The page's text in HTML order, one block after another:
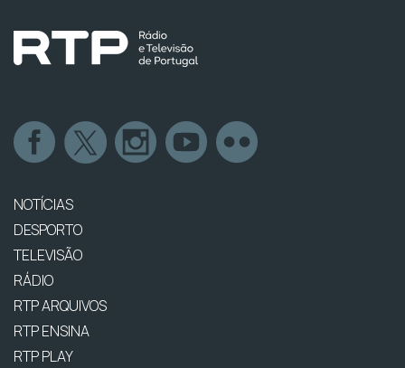
NOTÍCIAS
DESPORTO
TELEVISÃO
RÁDIO
RTP ARQUIVOS
RTP ENSINA
RTP PLAY